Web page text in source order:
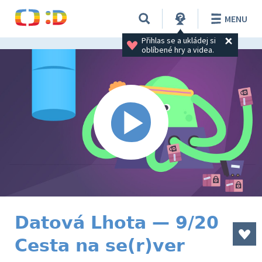
Přihlas se a ukládej si
oblíbené hry a videa.
MENU
Datová Lhota — 9/20
Cesta na se(r)ver